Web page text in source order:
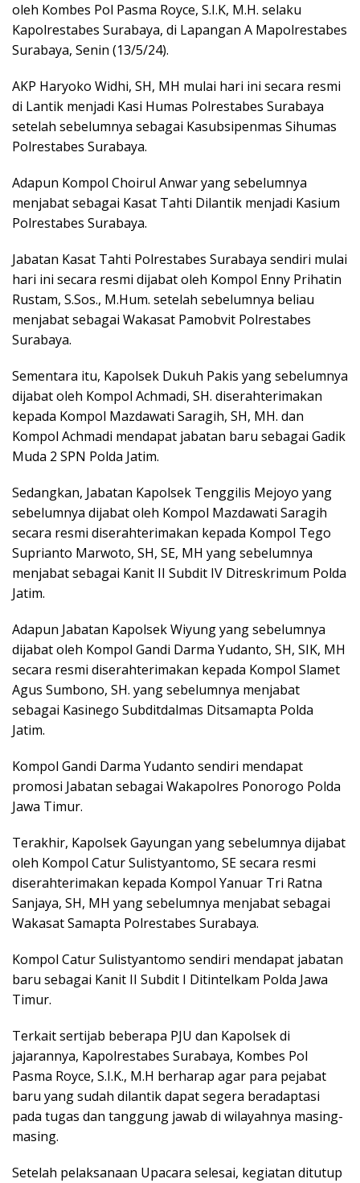
oleh Kombes Pol Pasma Royce, S.I.K, M.H. selaku
Kapolrestabes Surabaya, di Lapangan A Mapolrestabes
Surabaya, Senin (13/5/24).
AKP Haryoko Widhi, SH, MH mulai hari ini secara resmi
di Lantik menjadi Kasi Humas Polrestabes Surabaya
setelah sebelumnya sebagai Kasubsipenmas Sihumas
Polrestabes Surabaya.
Adapun Kompol Choirul Anwar yang sebelumnya
menjabat sebagai Kasat Tahti Dilantik menjadi Kasium
Polrestabes Surabaya.
Jabatan Kasat Tahti Polrestabes Surabaya sendiri mulai
hari ini secara resmi dijabat oleh Kompol Enny Prihatin
Rustam, S.Sos., M.Hum. setelah sebelumnya beliau
menjabat sebagai Wakasat Pamobvit Polrestabes
Surabaya.
Sementara itu, Kapolsek Dukuh Pakis yang sebelumnya
dijabat oleh Kompol Achmadi, SH. diserahterimakan
kepada Kompol Mazdawati Saragih, SH, MH. dan
Kompol Achmadi mendapat jabatan baru sebagai Gadik
Muda 2 SPN Polda Jatim.
Sedangkan, Jabatan Kapolsek Tenggilis Mejoyo yang
sebelumnya dijabat oleh Kompol Mazdawati Saragih
secara resmi diserahterimakan kepada Kompol Tego
Suprianto Marwoto, SH, SE, MH yang sebelumnya
menjabat sebagai Kanit II Subdit IV Ditreskrimum Polda
Jatim.
Adapun Jabatan Kapolsek Wiyung yang sebelumnya
dijabat oleh Kompol Gandi Darma Yudanto, SH, SIK, MH
secara resmi diserahterimakan kepada Kompol Slamet
Agus Sumbono, SH. yang sebelumnya menjabat
sebagai Kasinego Subditdalmas Ditsamapta Polda
Jatim.
Kompol Gandi Darma Yudanto sendiri mendapat
promosi Jabatan sebagai Wakapolres Ponorogo Polda
Jawa Timur.
Terakhir, Kapolsek Gayungan yang sebelumnya dijabat
oleh Kompol Catur Sulistyantomo, SE secara resmi
diserahterimakan kepada Kompol Yanuar Tri Ratna
Sanjaya, SH, MH yang sebelumnya menjabat sebagai
Wakasat Samapta Polrestabes Surabaya.
Kompol Catur Sulistyantomo sendiri mendapat jabatan
baru sebagai Kanit II Subdit I Ditintelkam Polda Jawa
Timur.
Terkait sertijab beberapa PJU dan Kapolsek di
jajarannya, Kapolrestabes Surabaya, Kombes Pol
Pasma Royce, S.I.K., M.H berharap agar para pejabat
baru yang sudah dilantik dapat segera beradaptasi
pada tugas dan tanggung jawab di wilayahnya masing-
masing.
Setelah pelaksanaan Upacara selesai, kegiatan ditutup